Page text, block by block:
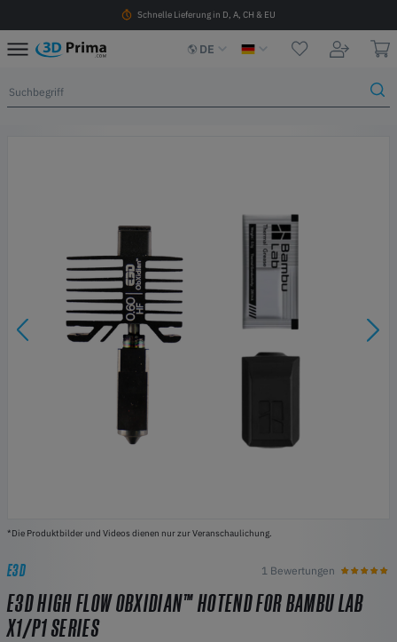
Schnelle Lieferung in D, A, CH & EU
DE
*Die Produktbilder und Videos dienen nur zur Veranschaulichung.
E3D 1 Bewertungen
E3D HIGH FLOW OBXIDIAN™ HOTEND FOR BAMBU LAB
X1/P1 SERIES